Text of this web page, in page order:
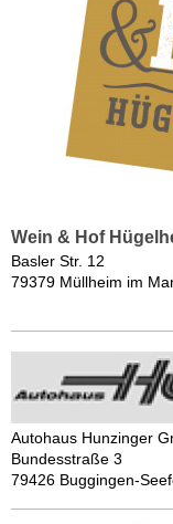
Wein & Hof
Basler Str. 12
79379 Müllheim im
Autohaus Hunzinger
Bundesstraße 3
79426 Buggingen-